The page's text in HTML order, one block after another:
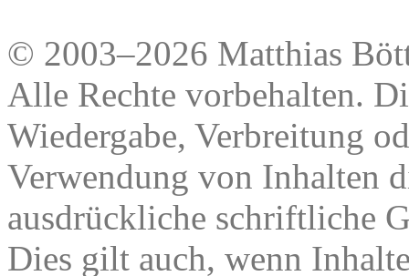
© 2003–2026 Matthias
Alle Rechte vorbehalten.
Wiedergabe, Verbreitung
Verwendung von Inhalten
ausdrückliche schriftliche
Dies gilt auch, wenn